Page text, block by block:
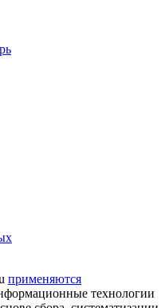
применяются
технологии